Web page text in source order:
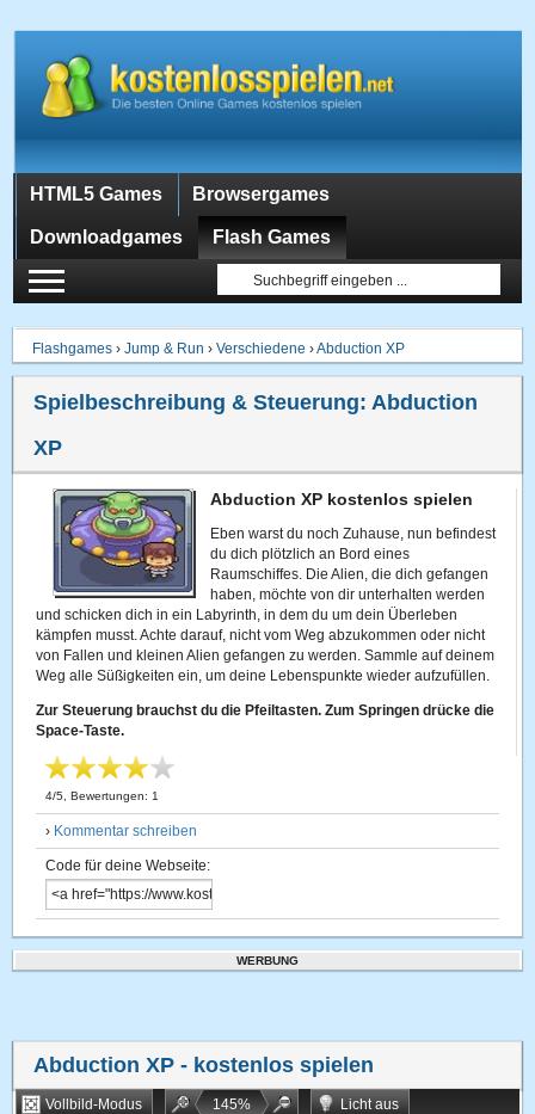
HTML5 Games Browsergames
Downloadgames Flash Games
Flashgames ›Jump & Run ›Verschiedene ›Abduction XP
Spielbeschreibung & Steuerung:Abduction
XP
Abduction XP kostenlos spielen
Eben warst du noch Zuhause, nun befindest
du dich plötzlich an Bord eines
Raumschiffes. Die Alien, die dich gefangen
haben, möchte von dir unterhalten werden
und schicken dich in ein Labyrinth, in dem du um dein Überleben
kämpfen musst. Achte darauf, nicht vom Weg abzukommen oder nicht
von Fallen und kleinen Alien gefangen zu werden. Sammle auf deinem
Weg alle Süßigkeiten ein, um deine Lebenspunkte wieder aufzufüllen.
Zur Steuerung brauchst du die Pfeiltasten. Zum Springen drücke die
Space-Taste.
4/5 , Bewertungen: 1
› Kommentar schreiben
Code für deine Webseite:
WERBUNG
Abduction XP - kostenlos spielen
Vollbild-Modus 145%
Licht aus